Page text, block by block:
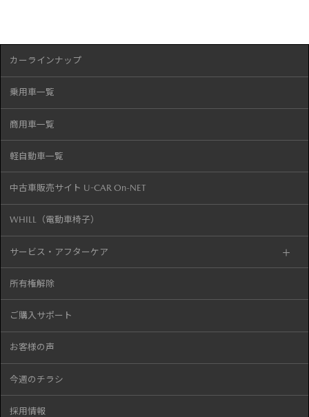
カーラインナップ
乗用車一覧
商用車一覧
軽自動車一覧
中古車販売サイト U-CAR On-NET
WHILL（電動車椅子）
サービス・アフターケア
所有権解除
ご購入サポート
お客様の声
今週のチラシ
採用情報